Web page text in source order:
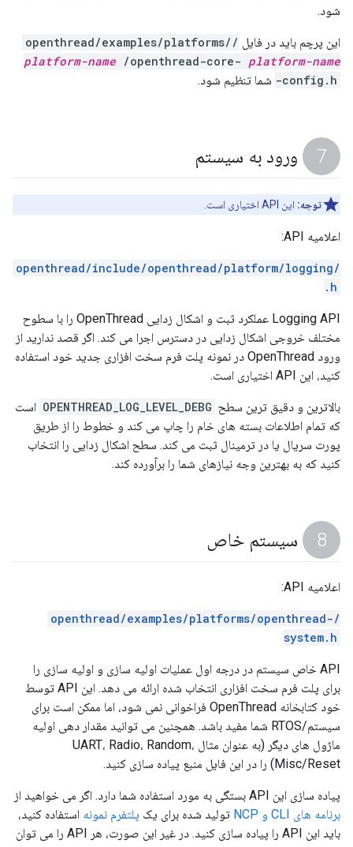
شود.
این پرچم باید در فایل
/openthread/examples/platforms/
platform-name /openthread-core- platform-name
-config.h شما تنظیم شود.
ورود به سیستم
توجه: این API اختیاری است.
اعلامیه API:
/openthread/include/openthread/platform/logging
.h
Logging API عملکرد ثبت و اشکال زدایی OpenThread را با سطوح
مختلف خروجی اشکال زدایی در دسترس اجرا می کند. اگر قصد ندارید از
ورود OpenThread در نمونه پلت فرم سخت افزاری جدید خود استفاده
کنید، این API اختیاری است.
بالاترین و دقیق ترین سطح OPENTHREAD_LOG_LEVEL_DEBG است
که تمام اطلاعات بسته های خام را چاپ می کند و خطوط را از طریق
پورت سریال یا در ترمینال ثبت می کند. سطح اشکال زدایی را انتخاب
کنید که به بهترین وجه نیازهای شما را برآورده کند.
سیستم خاص
اعلامیه API:
/openthread/examples/platforms/openthread-
system.h
API خاص سیستم در درجه اول عملیات اولیه سازی و اولیه سازی را
برای پلت فرم سخت افزاری انتخاب شده ارائه می دهد. این API توسط
خود کتابخانه OpenThread فراخوانی نمی شود، اما ممکن است برای
سیستم/RTOS شما مفید باشد. همچنین می توانید مقدار دهی اولیه
ماژول های دیگر (به عنوان مثال UART، Radio، Random،
Misc/Reset) را در این فایل منبع پیاده سازی کنید.
پیاده سازی این API بستگی به مورد استفاده شما دارد. اگر می خواهید از
برنامه های CLI و NCP
تولید شده برای یک پلتفرم نمونه استفاده کنید،
باید این API را پیاده سازی کنید. در غیر این صورت، هر API را می توان